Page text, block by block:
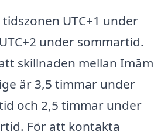
UTC+1 under
under sommartid.
skillnaden mellan Imām
är 3,5 timmar under
och 2,5 timmar under
För att kontakta